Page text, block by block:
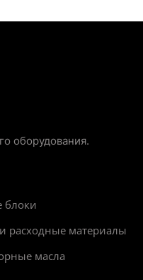
оборудования.
блоки
расходные материалы
масла